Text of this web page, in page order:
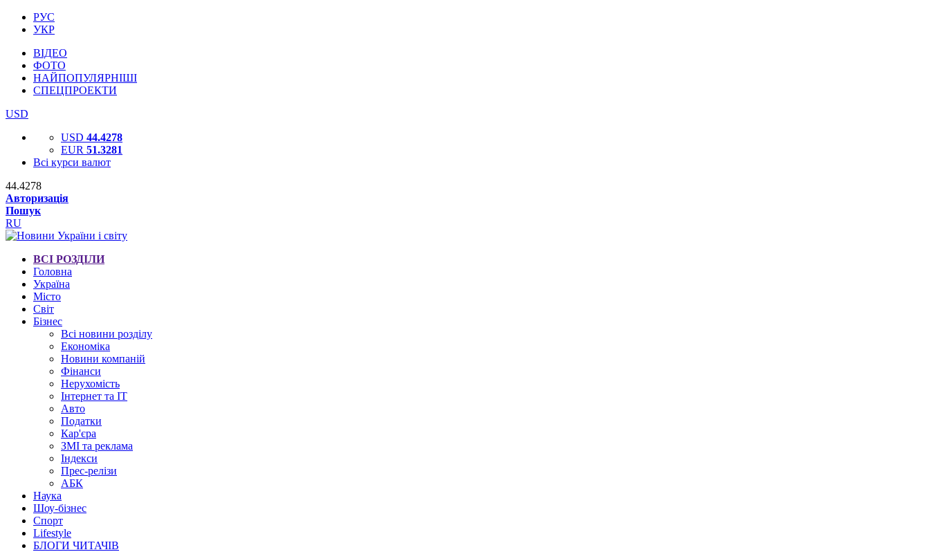
РУС
УКР
ВІДЕО
ФОТО
НАЙПОПУЛЯРНІШІ
СПЕЦПРОЕКТИ
USD
USD 44.4278
EUR 51.3281
Всі курси валют
44.4278
Авторизація
Пошук
RU
ВСІ РОЗДІЛИ
Головна
Україна
Місто
Світ
Бізнес
Всі новини розділу
Економіка
Новини компаній
Фінанси
Нерухомість
Інтернет та IT
Авто
Податки
Кар'єра
ЗМІ та реклама
Індекси
Прес-релізи
АБК
Наука
Шоу-бізнес
Спорт
Lifestyle
БЛОГИ ЧИТАЧІВ